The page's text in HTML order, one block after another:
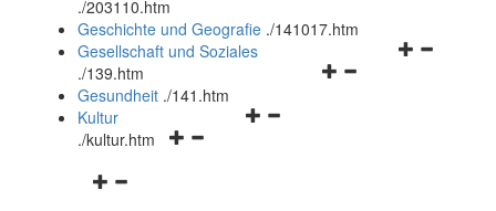
und
schließen
./203110.htm
Geschichte und Geografie ./141017.htm
Navigationsmenü
Gesellschaft und Soziales
./139.htm
Navigationsmenü
Gesundheit ./141.htm
Navigationsmenü
Kultur
./kultur.htm
Navigationsmenü